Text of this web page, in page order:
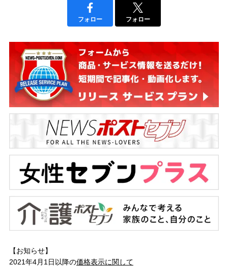
フォロー フォロー
【お知らせ】
2021年4月1日以降の価格表示に関して